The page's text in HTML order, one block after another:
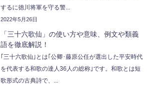
するに徳川将軍を守る警...
2022年5月26日
「三十六歌仙」の使い方や意味、例文や類義
語を徹底解説！
｢三十六歌仙｣とは｢公卿･藤原公任が選出した平安時代
を代表する和歌の達人36人の総称｣です。和歌とは短
歌形式の古典詩で、...